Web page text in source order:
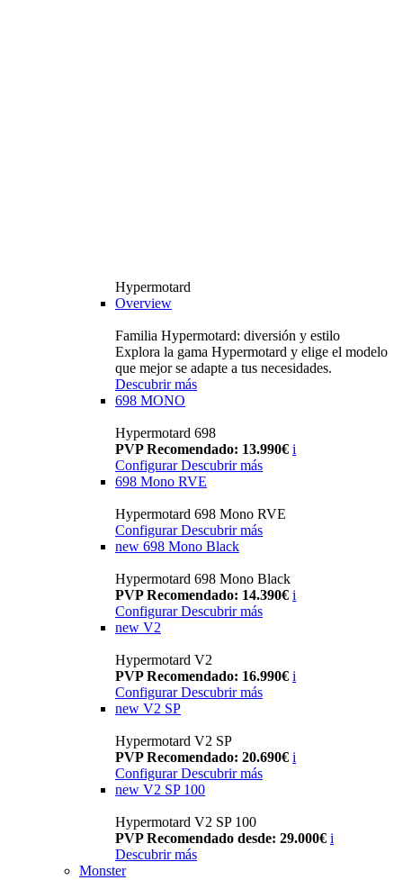
Hypermotard
Overview
Familia Hypermotard: diversión y estilo
Explora la gama Hypermotard y elige el modelo
que mejor se adapte a tus necesidades.
Descubrir más
698 MONO
Hypermotard 698
PVP Recomendado: 13.990€ i
ConfigurarDescubrir más
698 Mono RVE
Hypermotard 698 Mono RVE
Configurar Descubrir más
new 698 Mono Black
Hypermotard 698 Mono Black
PVP Recomendado: 14.390€ i
Configurar Descubrir más
new V2
Hypermotard V2
PVP Recomendado: 16.990€ i
Configurar Descubrir más
new V2 SP
Hypermotard V2 SP
PVP Recomendado: 20.690€ i
Configurar Descubrir más
new V2 SP 100
Hypermotard V2 SP 100
PVP Recomendado desde: 29.000€ i
Descubrir más
Monster